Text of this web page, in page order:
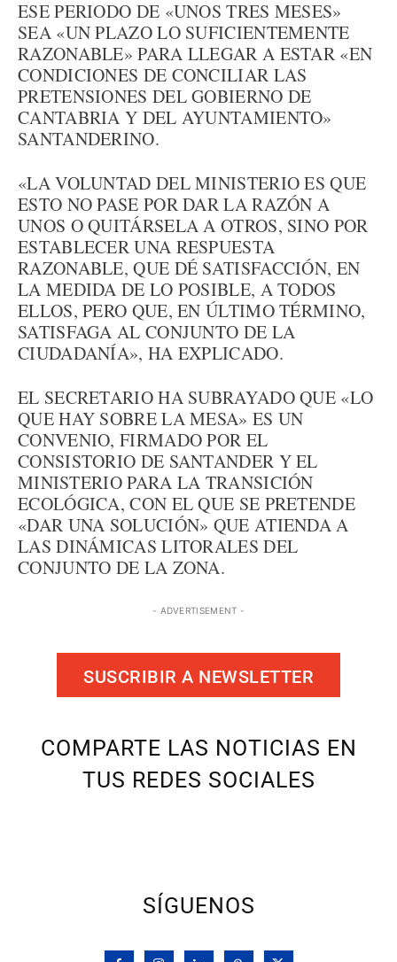
ESE PERIODO DE «UNOS TRES MESES»
SEA «UN PLAZO LO SUFICIENTEMENTE
RAZONABLE» PARA LLEGAR A ESTAR «EN
CONDICIONES DE CONCILIAR LAS
PRETENSIONES DEL GOBIERNO DE
CANTABRIA Y DEL AYUNTAMIENTO»
SANTANDERINO.
«LA VOLUNTAD DEL MINISTERIO ES QUE
ESTO NO PASE POR DAR LA RAZÓN A
UNOS O QUITÁRSELA A OTROS, SINO POR
ESTABLECER UNA RESPUESTA
RAZONABLE, QUE DÉ SATISFACCIÓN, EN
LA MEDIDA DE LO POSIBLE, A TODOS
ELLOS, PERO QUE, EN ÚLTIMO TÉRMINO,
SATISFAGA AL CONJUNTO DE LA
CIUDADANÍA», HA EXPLICADO.
EL SECRETARIO HA SUBRAYADO QUE «LO
QUE HAY SOBRE LA MESA» ES UN
CONVENIO, FIRMADO POR EL
CONSISTORIO DE SANTANDER Y EL
MINISTERIO PARA LA TRANSICIÓN
ECOLÓGICA, CON EL QUE SE PRETENDE
«DAR UNA SOLUCIÓN» QUE ATIENDA A
LAS DINÁMICAS LITORALES DEL
CONJUNTO DE LA ZONA.
- ADVERTISEMENT -
SUSCRIBIR A NEWSLETTER
COMPARTE LAS NOTICIAS EN
TUS REDES SOCIALES
SÍGUENOS